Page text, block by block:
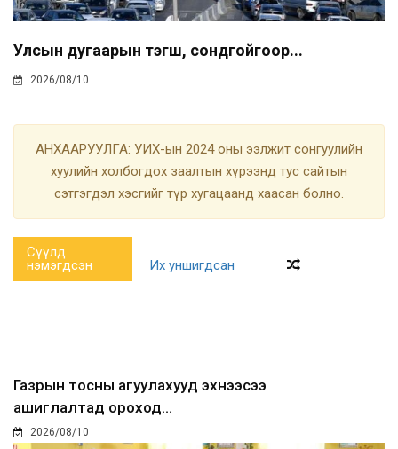
Улсын дугаарын тэгш, сондгойгоор...
2026/08/10
АНХААРУУЛГА: УИХ-ын 2024 оны ээлжит сонгуулийн
хуулийн холбогдох заалтын хүрээнд тус сайтын
сэтгэгдэл хэсгийг түр хугацаанд хаасан болно.
Сүүлд
нэмэгдсэн
Их уншигдсан
Газрын тосны агуулахууд эхнээсээ
ашиглалтад ороход...
2026/08/10